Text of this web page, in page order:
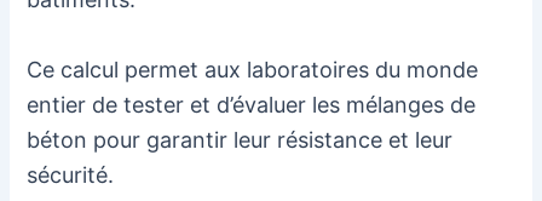
Ce calcul permet aux laboratoires du monde
entier de tester et d’évaluer les mélanges de
béton pour garantir leur résistance et leur
sécurité.